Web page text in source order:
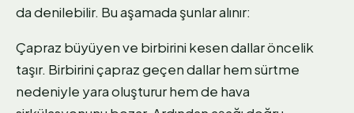
da denilebilir. Bu aşamada şunlar alınır:
Çapraz büyüyen ve birbirini kesen dallar öncelik
taşır. Birbirini çapraz geçen dallar hem sürtme
nedeniyle yara oluşturur hem de hava